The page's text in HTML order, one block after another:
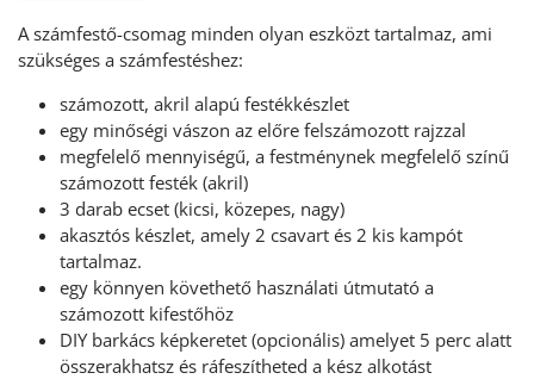
A számfestő-csomag minden olyan eszközt tartalmaz, ami
szükséges a számfestéshez:
számozott, akril alapú festékkészlet
egy minőségi vászon az előre felszámozott rajzzal
megfelelő mennyiségű, a festménynek megfelelő színű
számozott festék (akril)
3 darab ecset (kicsi, közepes, nagy)
akasztós készlet, amely 2 csavart és 2 kis kampót
tartalmaz.
egy könnyen követhető használati útmutató a
számozott kifestőhöz
DIY barkács képkeretet (opcionális) amelyet 5 perc alatt
összerakhatsz és ráfeszítheted a kész alkotást